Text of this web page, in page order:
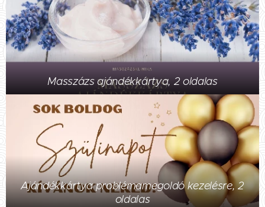
Masszázs ajándékkártya, 2 oldalas
Ajándékkártya problémamegoldó kezelésre, 2
oldalas